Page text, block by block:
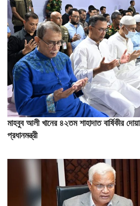
মাহবুব আলী খানের ৪২তম শাহাদাত বার্ষিকীর
প্রধানমন্ত্রী